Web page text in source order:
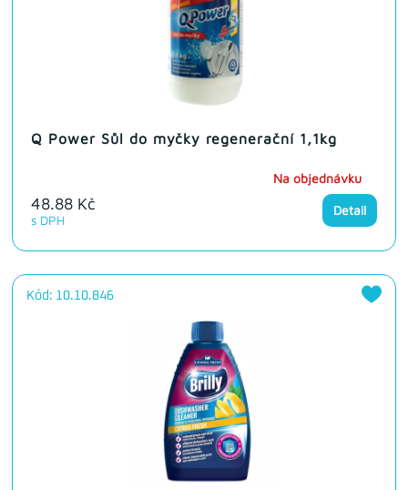
Q Power Sůl do myčky regenerační 1,1kg
48.88 Kč
s DPH
Na objednávku
Detail
Kód: 10.10.846